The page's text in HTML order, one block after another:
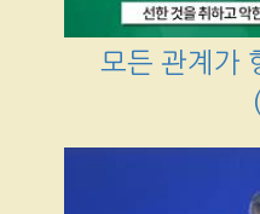
모든 관계가